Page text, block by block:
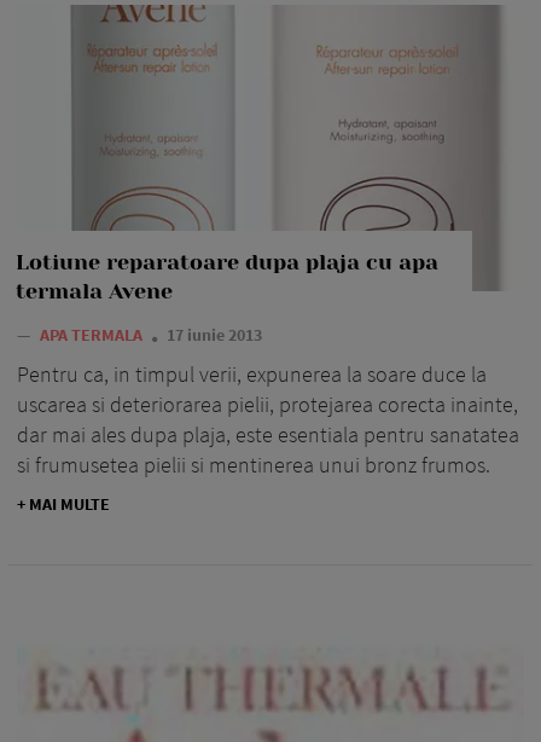
Lotiune reparatoare dupa plaja cu apa
termala Avene
— APA TERMALA 17 iunie 2013
Pentru ca, in timpul verii, expunerea la soare duce la
uscarea si deteriorarea pielii, protejarea corecta inainte,
dar mai ales dupa plaja, este esentiala pentru sanatatea
si frumusetea pielii si mentinerea unui bronz frumos.
+ MAI MULTE